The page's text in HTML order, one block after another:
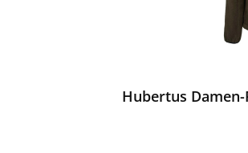
Hubertus